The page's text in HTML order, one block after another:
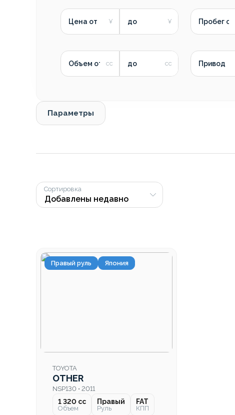
Цена от до Пробег от
Объем от до Привод
Параметры
Сортировка
Правый руль Япония
TOYOTA
OTHER
NSP130 • 2011
1 320 cc
Объем
Правый
Руль
FAT
КПП